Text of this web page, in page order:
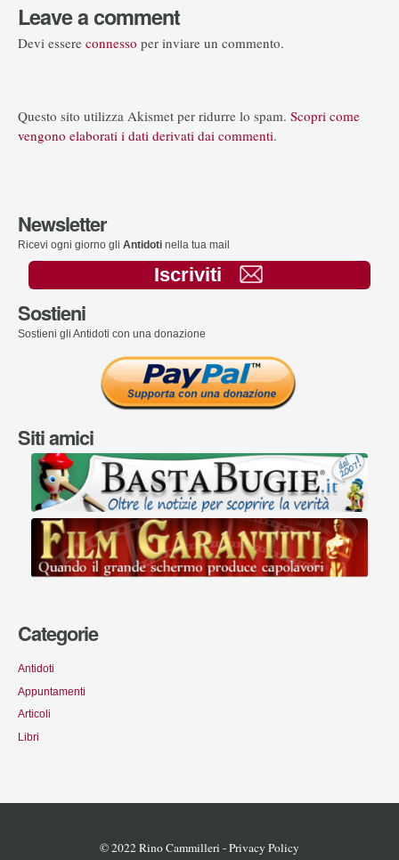
Leave a comment
Devi essere connesso per inviare un commento.
Questo sito utilizza Akismet per ridurre lo spam. Scopri come
vengono elaborati i dati derivati dai commenti.
Newsletter
Ricevi ogni giorno gli Antidoti nella tua mail
Iscriviti
Sostieni
Sostieni gli Antidoti con una donazione
Siti amici
Categorie
Antidoti
Appuntamenti
Articoli
Libri
© 2022 Rino Cammilleri -Privacy Policy